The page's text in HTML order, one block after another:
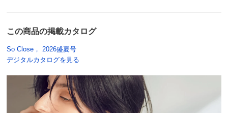
この商品の掲載カタログ
So Close， 2026盛夏号
デジタルカタログを見る